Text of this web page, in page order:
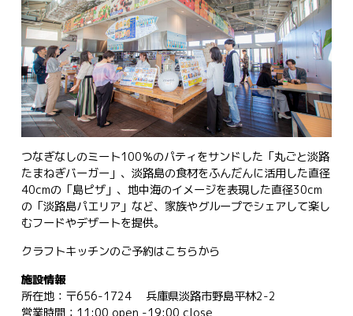
つなぎなしのミート100％のパティをサンドした「丸ごと淡路
たまねぎバーガー」、淡路島の食材をふんだんに活用した直径
40cmの「島ピザ」、地中海のイメージを表現した直径30cm
の「淡路島パエリア」など、家族やグループでシェアして楽し
むフードやデザートを提供。
クラフトキッチンのご予約はこちらから
施設情報
所在地：〒656-1724 兵庫県淡路市野島平林2-2
営業時間：11:00 open -19:00 close